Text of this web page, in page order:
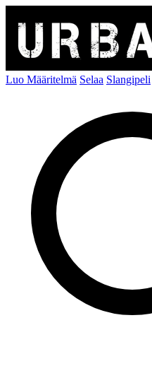
Luo Määritelmä Selaa Slangipeli